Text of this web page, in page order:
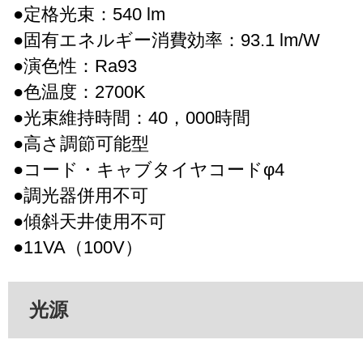
●定格光束：540 lm
●固有エネルギー消費効率：93.1 lm/W
●演色性：Ra93
●色温度：2700K
●光束維持時間：40，000時間
●高さ調節可能型
●コード・キャブタイヤコードφ4
●調光器併用不可
●傾斜天井使用不可
●11VA（100V）
光源